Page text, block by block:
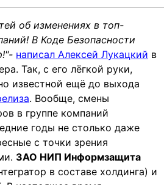
об изменениях в топ-
В Коде Безопасности
написал Алексей Лукацкий в
Так, с его лёгкой руки,
известной ещё до выхода
. Вообще, смены
в группе компаний
годы не столько даже
с точки зрения
ЗАО НИП Информзащита
в составе холдинга) и